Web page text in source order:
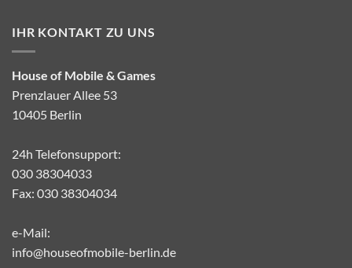
IHR KONTAKT ZU UNS
House of Mobile & Games
Prenzlauer Allee 53
10405 Berlin
24h Telefonsupport:
030 38304033
Fax: 030 38304034
e-Mail:
info@houseofmobile-berlin.de